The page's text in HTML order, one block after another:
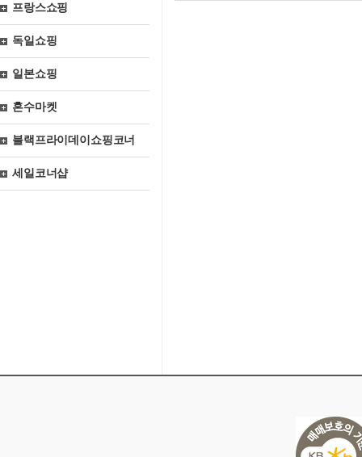
프랑스쇼핑
독일쇼핑
일본쇼핑
혼수마켓
블랙프라이데이쇼핑코너
세일코너샵